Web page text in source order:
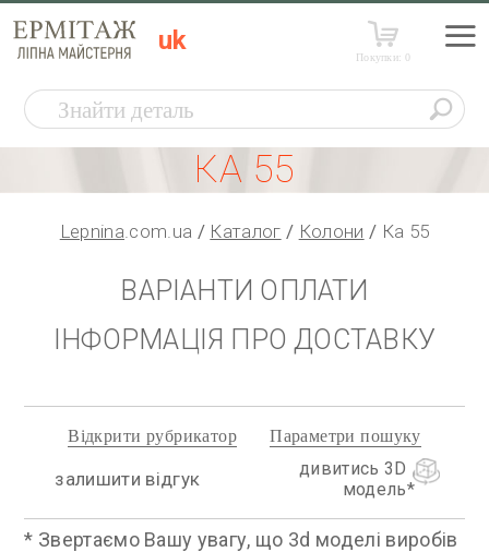
uk
Покупки:0
КА 55
Lepnina.com.ua Каталог Колони Ка 55
ВАРІАНТИ ОПЛАТИ
ІНФОРМАЦІЯ ПРО ДОСТАВКУ
залишити відгук
дивитись 3D
модель
Відкрити рубрикатор Параметри пошуку
* Звертаємо Вашу увагу, що 3d моделі виробів